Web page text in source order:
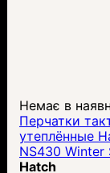
Немає в
Перчатки
утеплённые
NS430 Winter
Hatch